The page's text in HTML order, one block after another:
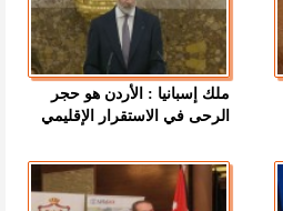
ملك إسبانيا : الأردن هو حجر
الرحى في الاستقرار الإقليمي